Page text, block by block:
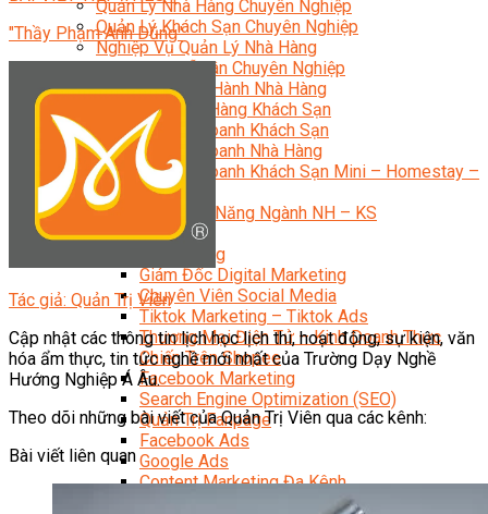
Quản Lý Nhà Hàng Chuyên Nghiệp
Quản Lý Khách Sạn Chuyên Nghiệp
Nghiệp Vụ Quản Lý Nhà Hàng
Nghiệp Vụ Lễ Tân Chuyên Nghiệp
Giám Đốc Điều Hành Nhà Hàng
Tiếng Anh Nhà Hàng Khách Sạn
Khởi Sự Kinh Doanh Khách Sạn
Khởi Sự Kinh Doanh Nhà Hàng
Khởi Sự Kinh Doanh Khách Sạn Mini – Homestay –
AirBnB
Kiến Thức & Kỹ Năng Ngành NH – KS
Marketing
Digital Marketing
Giám Đốc Digital Marketing
Chuyên Viên Social Media
Tiktok Marketing – Tiktok Ads
Thương Mại Điện Tử – Kinh Doanh Thực
Chiến Trên Shopee
Facebook Marketing
Search Engine Optimization (SEO)
Quản Trị Fanpage
Facebook Ads
Google Ads
Content Marketing Đa Kênh
Digital Marketing Foundation
"Thầy Phạm Anh Dũng"
Tác giả: Quản Trị Viên
Cập nhật các thông tin lịch học lịch thi, hoạt động, sự kiện, văn
hóa ẩm thực, tin tức nghề mới nhất của Trường Dạy Nghề
Hướng Nghiệp Á Âu.
Theo dõi những bài viết của Quản Trị Viên qua các kênh:
Bài viết liên quan